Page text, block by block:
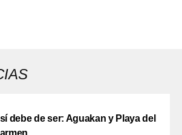
debe de ser: Aguakan y Playa del